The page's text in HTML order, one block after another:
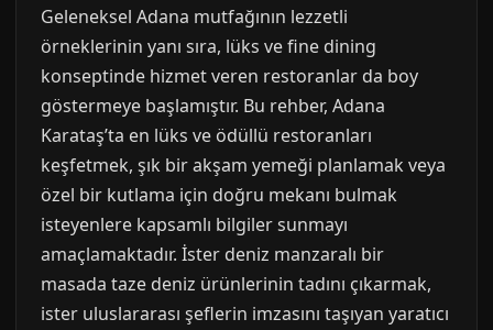
Geleneksel Adana mutfağının lezzetli
örneklerinin yanı sıra, lüks ve fine dining
konseptinde hizmet veren restoranlar da boy
göstermeye başlamıştır. Bu rehber, Adana
Karataş’ta en lüks ve ödüllü restoranları
keşfetmek, şık bir akşam yemeği planlamak veya
özel bir kutlama için doğru mekanı bulmak
isteyenlere kapsamlı bilgiler sunmayı
amaçlamaktadır. İster deniz manzaralı bir
masada taze deniz ürünlerinin tadını çıkarmak,
ister uluslararası şeflerin imzasını taşıyan yaratıcı